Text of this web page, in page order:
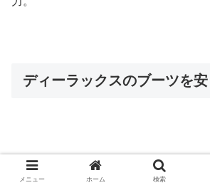
ディーラックスのブーツを
メニュー ホーム 検索